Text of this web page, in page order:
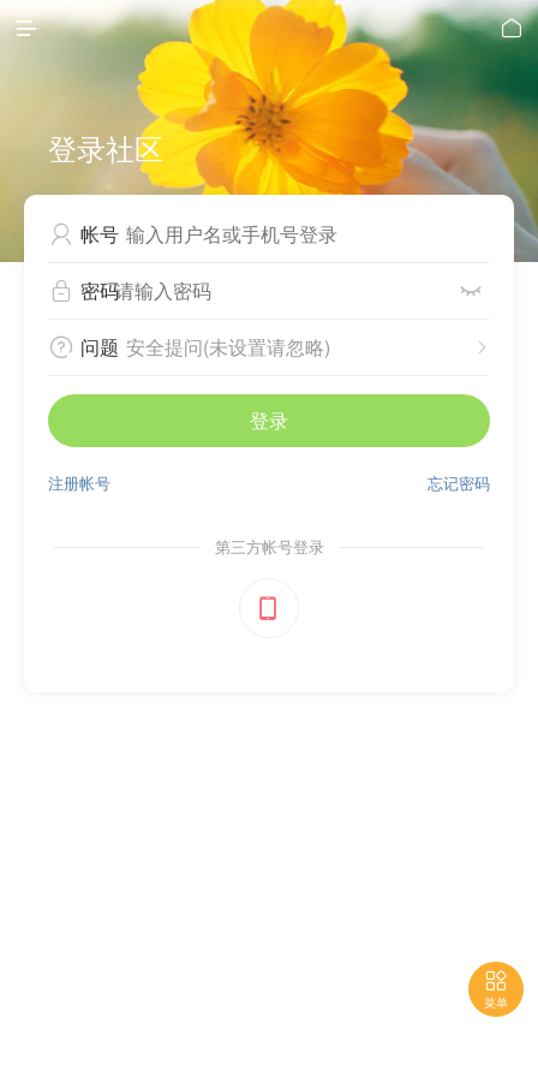
 
登录社区
 帐号
 密码 
 问题 
安全提问(未设置请忽略)
登录
忘记密码
注册帐号
第三方帐号登录


菜单